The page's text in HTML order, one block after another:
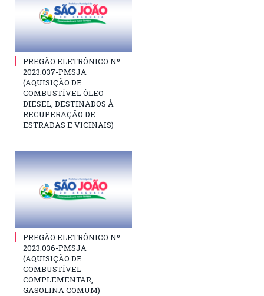
PREGÃO ELETRÔNICO Nº
2023.037-PMSJA
(AQUISIÇÃO DE
COMBUSTÍVEL ÓLEO
DIESEL, DESTINADOS À
RECUPERAÇÃO DE
ESTRADAS E VICINAIS)
PREGÃO ELETRÔNICO Nº
2023.036-PMSJA
(AQUISIÇÃO DE
COMBUSTÍVEL
COMPLEMENTAR,
GASOLINA COMUM)